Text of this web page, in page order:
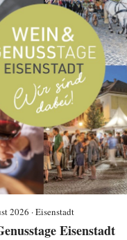
2026 · Eisenstadt
Eisenstadt